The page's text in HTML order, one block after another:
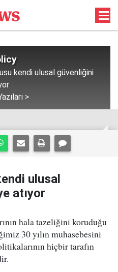
kendi ulusal güvenliğini
>
ulusal
atıyor
hala tazeliğini koruduğu
30 yılın muhasebesini
hiçbir tarafın